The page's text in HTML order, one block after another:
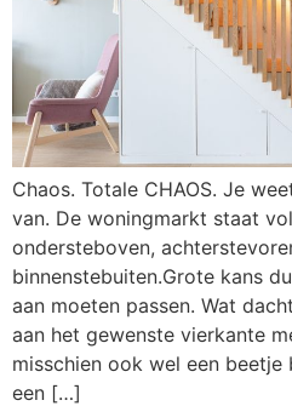
Chaos. Totale CHAOS. Je
van. De woningmarkt staat
ondersteboven,
binnenstebuiten.Grote kans
aan moeten passen. Wat
aan het gewenste vierkante
misschien ook wel een beetje
een […]